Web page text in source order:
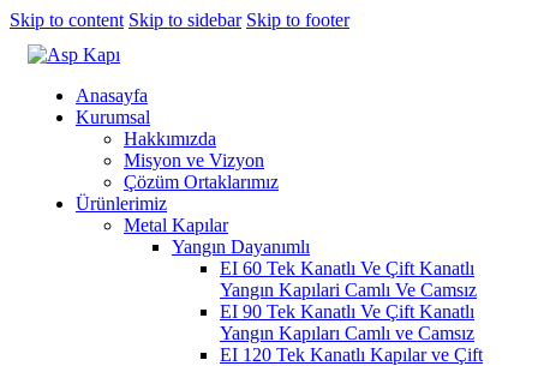
Skip to content Skip to sidebar Skip to footer
Anasayfa
Kurumsal
Hakkımızda
Misyon ve Vizyon
Çözüm Ortaklarımız
Ürünlerimiz
Metal Kapılar
Yangın Dayanımlı
EI 60 Tek Kanatlı Ve Çift Kanatlı
Yangın Kapılari Camlı Ve Camsız
EI 90 Tek Kanatlı Ve Çift Kanatlı
Yangın Kapıları Camlı ve Camsız
EI 120 Tek Kanatlı Kapılar ve Çift